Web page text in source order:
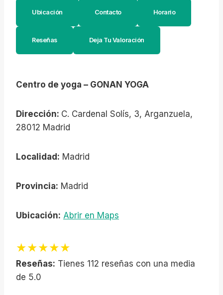
Ubicación Contacto Horario
Reseñas Deja Tu Valoración
Centro de yoga – GONAN YOGA
Dirección: C. Cardenal Solís, 3, Arganzuela,
28012 Madrid
Localidad: Madrid
Provincia: Madrid
Ubicación: Abrir en Maps
★★★★★
Reseñas: Tienes 112 reseñas con una media
de 5.0